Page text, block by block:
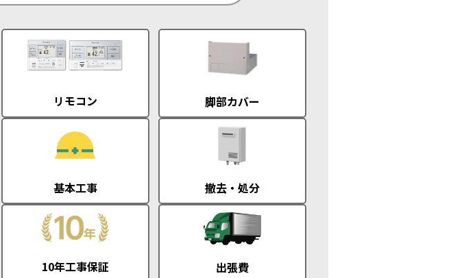
リモコン 脚部カバー
基本工事 撤去・処分
10年工事保証 出張費